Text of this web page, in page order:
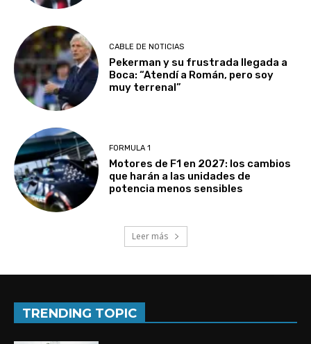
Experiencia de seis años en UEFA
CABLE DE NOTICIAS
Pekerman y su frustrada llegada a
Boca: “Atendí a Román, pero soy
muy terrenal”
FORMULA 1
Motores de F1 en 2027: los cambios
que harán a las unidades de
potencia menos sensibles
Leer más
TRENDING TOPIC